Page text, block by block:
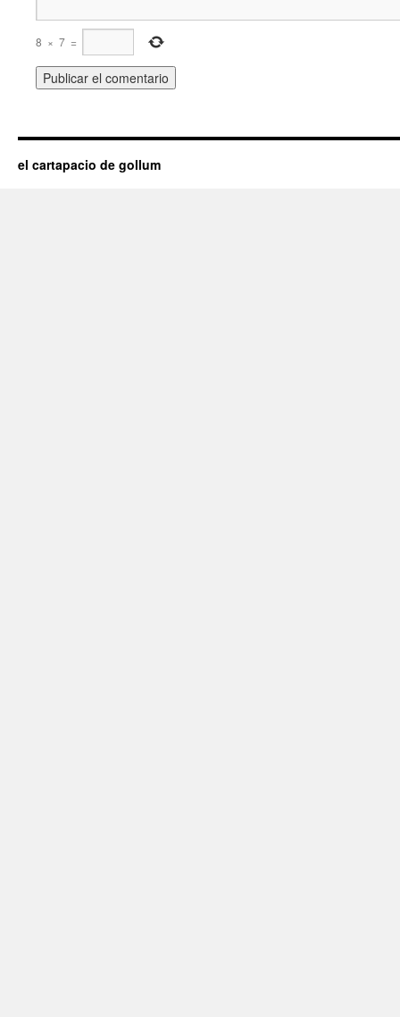
8 × 7 =
el cartapacio de gollum